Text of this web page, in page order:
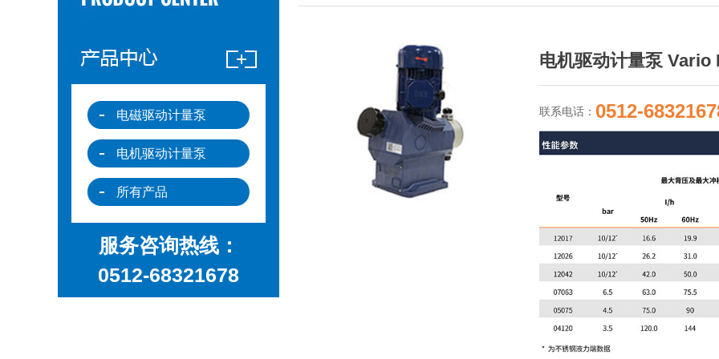
电磁驱动计量泵
电机驱动计量泵
所有产品
服务咨询热线：
0512-68321678
电机驱动计量泵 Vario
联系电话： 0512-